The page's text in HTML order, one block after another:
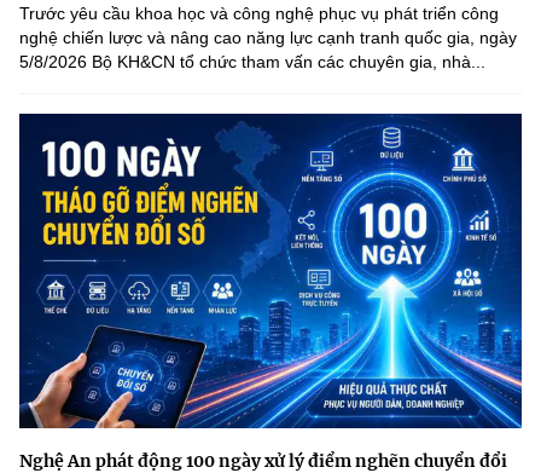
Trước yêu cầu khoa học và công nghệ phục vụ phát triển công
nghệ chiến lược và nâng cao năng lực cạnh tranh quốc gia, ngày
5/8/2026 Bộ KH&CN tổ chức tham vấn các chuyên gia, nhà...
Nghệ An phát động 100 ngày xử lý điểm nghẽn chuyển đổi